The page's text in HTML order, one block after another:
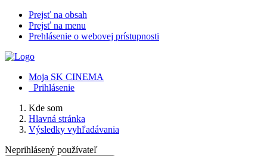
Prejsť na obsah
Prejsť na menu
Prehlásenie o webovej prístupnosti
Moja SK CINEMA
Prihlásenie
Kde som
Hlavná stránka
Výsledky vyhľadávania
Neprihlásený používateľ